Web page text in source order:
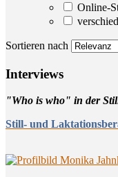
Online-
Sortieren nach
Inter­views
"Who is who" in der
Still- und